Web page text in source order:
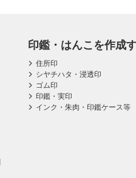
印鑑・はんこを作成
住所印
シヤチハタ・浸透印
ゴム印
印鑑・実印
インク・朱肉・印鑑ケース等